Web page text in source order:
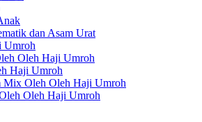
dan Asam Urat
Umroh
Oleh Haji Umroh
Haji Umroh
Mix Oleh Oleh Haji Umroh
Oleh Haji Umroh